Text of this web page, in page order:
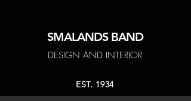
SMALANDS BAND
DESIGN AND INTERIOR
EST. 1934